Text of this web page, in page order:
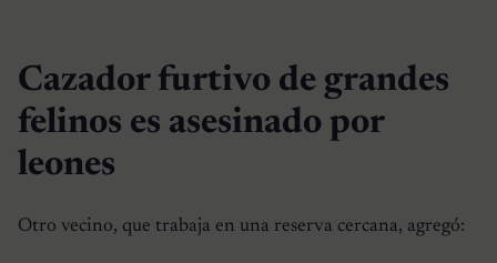
Cazador furtivo de grandes
felinos es asesinado por
leones
Otro vecino, que trabaja en una reserva cercana, agregó: